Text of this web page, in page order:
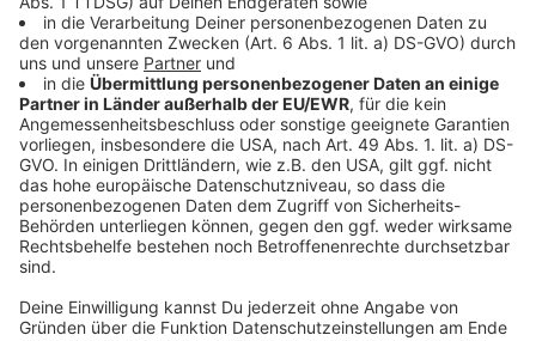
Anzeige
Gemeinsam sammeln die beiden auf ihrer Reise
Spenden für den Verein, um schwerkranken Kindern
Wünsche zu erfüllen. Hinten auf dem Klappwohnwagen
sind dafür extra Sticker und QR-Codes angebracht, die
direkt zu der Aktion und dem Spendenaufruf führen.
Also wenn ihr die beiden knallroten Trecker seht, dann
einfach mal einscannen! Außerdem stellt der Verein
"Hits fürs Hospiz" am Samstag (06.07.) einen
Infostand am EDEKA in Bergisch Gladbach-Sand auf.